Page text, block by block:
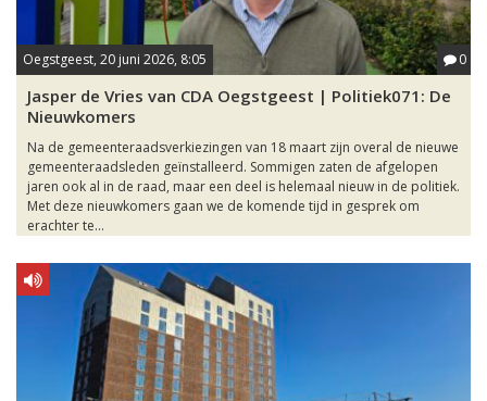
Oegstgeest, 20 juni 2026, 8:05 0
Jasper de Vries van CDA Oegstgeest | Politiek071: De
Nieuwkomers
Na de gemeenteraadsverkiezingen van 18 maart zijn overal de nieuwe
gemeenteraadsleden geïnstalleerd. Sommigen zaten de afgelopen
jaren ook al in de raad, maar een deel is helemaal nieuw in de politiek.
Met deze nieuwkomers gaan we de komende tijd in gesprek om
erachter te...